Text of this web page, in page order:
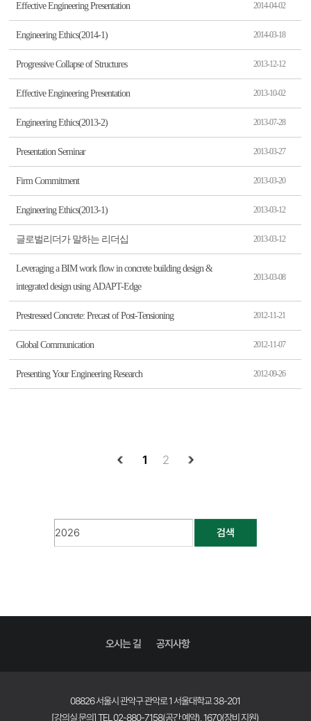
Effective Engineering Presentation 2014-04-02
Engineering Ethics(2014-1) 2014-03-18
Progressive Collapse of Structures 2013-12-12
Effective Engineering Presentation 2013-10-02
Engineering Ethics(2013-2) 2013-07-28
Presentation Seminar 2013-03-27
Firm Commitment 2013-03-20
Engineering Ethics(2013-1) 2013-03-12
글로벌리더가 말하는 리더십 2013-03-12
Leveraging a BIM work flow in concrete building design &
integrated design using ADAPT-Edge
2013-03-08
Prestressed Concrete: Precast of Post-Tensioning 2012-11-21
Global Communication 2012-11-07
Presenting Your Engineering Research 2012-09-26
1 2
검색
오시는 길 공지사항
08826 서울시 관악구 관악로 1 서울대학교 38-201
[강의실 문의] TEL 02-880-7158(공간 예약), 1670(장비 지원)